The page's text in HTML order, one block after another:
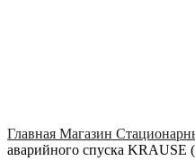
Главная Магазин
аварийного спуска